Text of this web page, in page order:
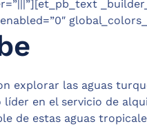
explorar las aguas
en el servicio de
de estas aguas